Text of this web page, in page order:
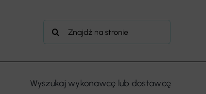
Szukaj
Wyszukaj wykonawcę lub dostawcę